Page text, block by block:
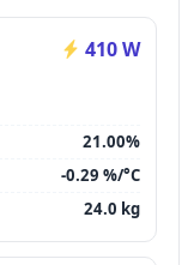
410 W
21.00%
-0.29 %/°C
24.0 kg